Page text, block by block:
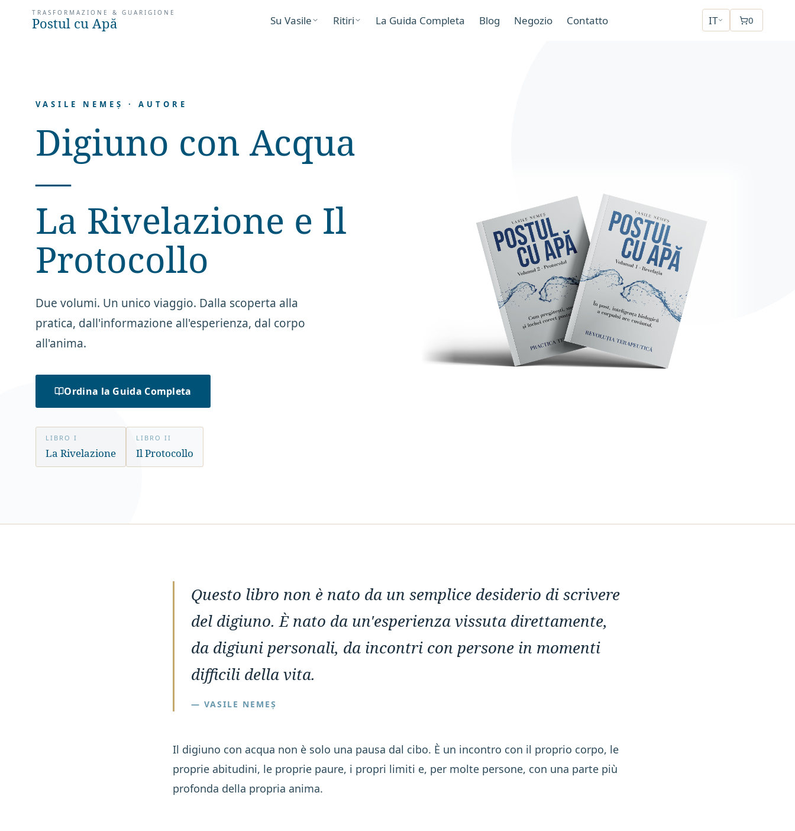
TRASFORMAZIONE & GUARIGIONE
Postul cu Apă Su Vasile Ritiri La Guida Completa Blog Negozio Contatto IT 0
VASILE NEMEȘ · AUTORE
Digiuno con Acqua
—
La Rivelazione e Il
Protocollo
Due volumi. Un unico viaggio. Dalla scoperta alla
pratica, dall'informazione all'esperienza, dal corpo
all'anima.
Ordina la Guida Completa
LIBRO I
La Rivelazione
LIBRO II
Il Protocollo
Questo libro non è nato da un semplice desiderio di scrivere
del digiuno. È nato da un'esperienza vissuta direttamente,
da digiuni personali, da incontri con persone in momenti
difficili della vita.
— VASILE NEMEȘ
Il digiuno con acqua non è solo una pausa dal cibo. È un incontro con il proprio corpo, le
proprie abitudini, le proprie paure, i propri limiti e, per molte persone, con una parte più
profonda della propria anima.